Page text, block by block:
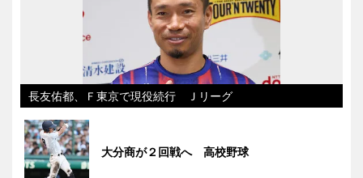
長友佑都、Ｆ東京で現役続行 Ｊリーグ
大分商が２回戦へ 高校野球